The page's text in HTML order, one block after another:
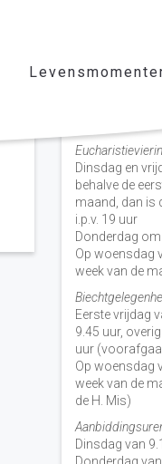
Vieringen
H. Nicolaas
Dinsdag en
behalve de
maand, dan is
i.p.v. 19 uur
Donderdag om
Op woensdag
week van de
Eerste vrijdag
9.45 uur,
uur
Op woensdag
week van de
de H. Mis)
Dinsdag van